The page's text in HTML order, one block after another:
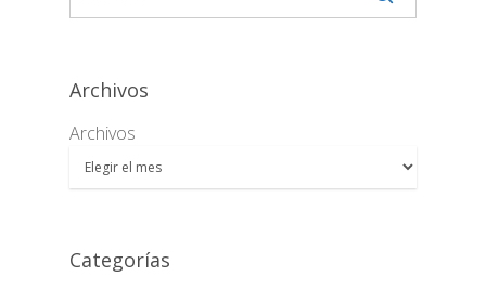
Archivos
Archivos
Categorías